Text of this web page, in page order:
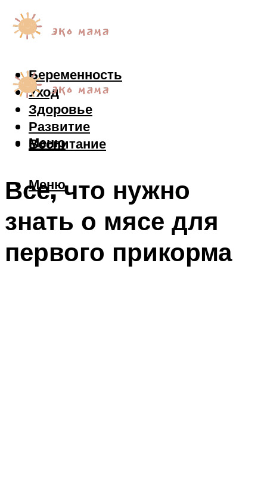
Беременность
Уход
Здоровье
Развитие
Воспитание
Меню
Меню
Все, что нужно
знать о мясе для
первого прикорма